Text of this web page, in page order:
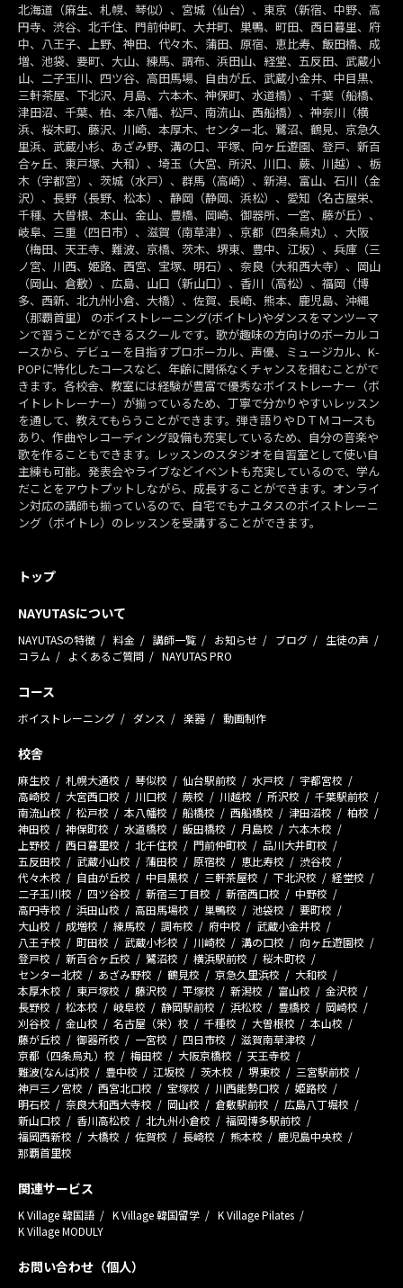
北海道（麻生、札幌、琴似）、宮城（仙台）、東京（新宿、中野、高
円寺、渋谷、北千住、門前仲町、大井町、巣鴨、町田、西日暮里、府
中、八王子、上野、神田、代々木、蒲田、原宿、恵比寿、飯田橋、成
増、池袋、要町、大山、練馬、調布、浜田山、経堂、五反田、武蔵小
山、二子玉川、四ツ谷、高田馬場、自由が丘、武蔵小金井、中目黒、
三軒茶屋、下北沢、月島、六本木、神保町、水道橋）、千葉（船橋、
津田沼、千葉、柏、本八幡、松戸、南流山、西船橋）、神奈川（横
浜、桜木町、藤沢、川崎、本厚木、センター北、鷺沼、鶴見、京急久
里浜、武蔵小杉、あざみ野、溝の口、平塚、向ヶ丘遊園、登戸、新百
合ヶ丘、東戸塚、大和）、埼玉（大宮、所沢、川口、蕨、川越）、栃
木（宇都宮）、茨城（水戸）、群馬（高崎）、新潟、富山、石川（金
沢）、長野（長野、松本）、静岡（静岡、浜松）、愛知（名古屋栄、
千種、大曽根、本山、金山、豊橋、岡崎、御器所、一宮、藤が丘）、
岐阜、三重（四日市）、滋賀（南草津）、京都（四条烏丸）、大阪
（梅田、天王寺、難波、京橋、茨木、堺東、豊中、江坂）、兵庫（三
ノ宮、川西、姫路、西宮、宝塚、明石）、奈良（大和西大寺）、岡山
（岡山、倉敷）、広島、山口（新山口）、香川（高松）、福岡（博
多、西新、北九州小倉、大橋）、佐賀、長崎、熊本、鹿児島、沖縄
（那覇首里） のボイストレーニング(ボイトレ)やダンスをマンツーマ
ンで習うことができるスクールです。歌が趣味の方向けのボーカルコ
ースから、デビューを目指すプロボーカル、声優、ミュージカル、K-
POPに特化したコースなど、年齢に関係なくチャンスを掴むことがで
きます。各校舎、教室には経験が豊富で優秀なボイストレーナー（ボ
イトレトレーナー）が揃っているため、丁寧で分かりやすいレッスン
を通して、教えてもらうことができます。弾き語りやＤＴＭコースも
あり、作曲やレコーディング設備も充実しているため、自分の音楽や
歌を作ることもできます。レッスンのスタジオを自習室として使い自
主練も可能。発表会やライブなどイベントも充実しているので、学ん
だことをアウトプットしながら、成長することができます。オンライ
ン対応の講師も揃っているので、自宅でもナユタスのボイストレーニ
ング（ボイトレ）のレッスンを受講することができます。
トップ
NAYUTASについて
NAYUTASの特徴 料金 講師一覧 お知らせ ブログ
生徒の声
コラム
よくあるご質問 NAYUTAS PRO
コース
ボイストレーニング ダンス 楽器 動画制作
校舎
麻生校 札幌大通校 琴似校 仙台駅前校 水戸校
宇都宮校
高崎校
大宮西口校 川口校 蕨校 川越校 所沢校
千葉駅前校
南流山校
松戸校 本八幡校 船橋校 西船橋校 津田沼校
柏校
神田校
神保町校 水道橋校 飯田橋校 月島校
六本木校
上野校
西日暮里校 北千住校 門前仲町校
品川大井町校
五反田校
武蔵小山校 蒲田校 原宿校 恵比寿校
渋谷校
代々木校
自由が丘校 中目黒校 三軒茶屋校 下北沢校
経堂校
二子玉川校
四ツ谷校 新宿三丁目校 新宿西口校
中野校
高円寺校
浜田山校 高田馬場校 巣鴨校 池袋校
要町校
大山校
成増校 練馬校 調布校 府中校
武蔵小金井校
八王子校
町田校 武蔵小杉校 川崎校 溝の口校
向ヶ丘遊園校
登戸校
新百合ヶ丘校 鷺沼校 横浜駅前校
桜木町校
センター北校
あざみ野校 鶴見校 京急久里浜校
大和校
本厚木校
東戸塚校 藤沢校 平塚校 新潟校 富山校
金沢校
長野校
松本校 岐阜校 静岡駅前校 浜松校 豊橋校
岡崎校
刈谷校
金山校 名古屋（栄）校 千種校 大曽根校
本山校
藤が丘校
御器所校 一宮校 四日市校
滋賀南草津校
京都（四条烏丸）校
梅田校 大阪京橋校
天王寺校
難波(なんば)校
豊中校 江坂校 茨木校 堺東校
三宮駅前校
神戸三ノ宮校
西宮北口校 宝塚校 川西能勢口校
姫路校
明石校
奈良大和西大寺校 岡山校 倉敷駅前校
広島八丁堀校
新山口校
香川高松校 北九州小倉校
福岡博多駅前校
福岡西新校
大橋校 佐賀校 長崎校 熊本校
鹿児島中央校
那覇首里校
関連サービス
K Village 韓国語 K Village 韓国留学
K Village Pilates
K Village MODULY
お問い合わせ（個人）